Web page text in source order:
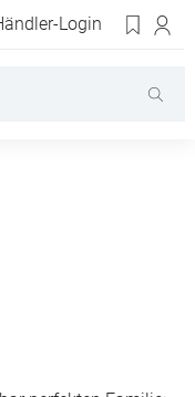
Login